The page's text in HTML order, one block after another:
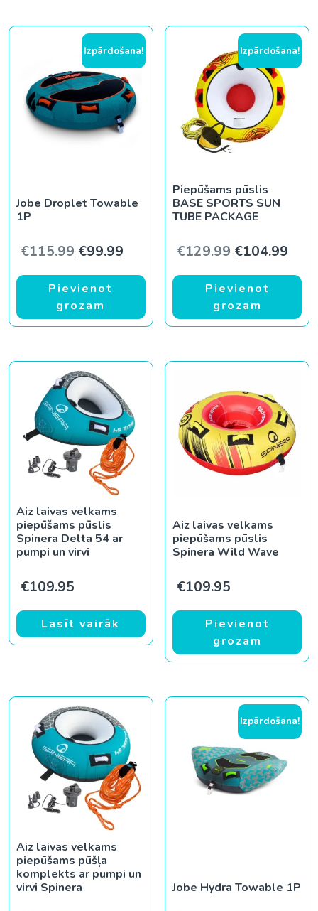
Izpārdošana!
Jobe Droplet Towable
1P
€115.99 Original price was: €115.99.
€99.99 Current price is: €99.99.
Pievienot
grozam
Izpārdošana!
Piepūšams pūslis
BASE SPORTS SUN
TUBE PACKAGE
€129.99 Original
€104.99
Pievienot
grozam
Aiz laivas velkams
piepūšams pūslis
Spinera Delta 54 ar
pumpi un virvi
€109.95
Lasīt vairāk
Aiz laivas velkams
piepūšams pūslis
Spinera Wild Wave
€109.95
Pievienot
grozam
Aiz laivas velkams
piepūšams pūšļa
komplekts ar pumpi un
virvi Spinera
Izpārdošana!
Jobe Hydra Towable 1P